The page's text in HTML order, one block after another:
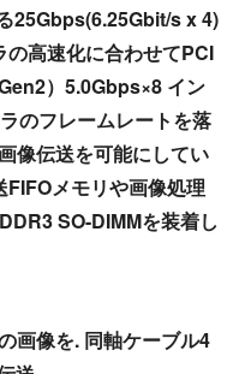
25Gbps(6.25Gbit/s x 4)
高速化に合わせてPCI
）5.0Gbps×8 イン
のフレームレートを落
像伝送を可能にしてい
メモリや画像処理
SO-DIMMを装着し
画像を. 同軸ケーブル4